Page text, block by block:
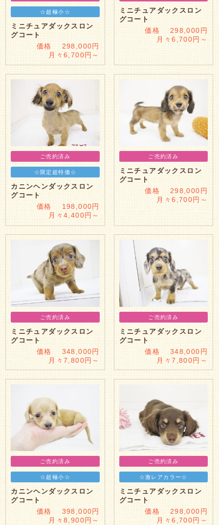
☆超極小☆
ミニチュアダックスロン
グコート
価格 298,000円
月々6,700円～
ミニチュアダックスロン
グコート
価格 298,000円
月々6,700円～
ご売約済み
☆限定超特価☆
カニンヘンダックスロン
グコート
価格 198,000円
月々4,400円～
ご売約済み
ミニチュアダックスロン
グコート
価格 298,000円
月々6,700円～
ご売約済み
ミニチュアダックスロン
グコート
価格 348,000円
月々7,800円～
ご売約済み
ミニチュアダックスロン
グコート
価格 348,000円
月々7,800円～
ご売約済み
☆超極小☆
カニンヘンダックスロン
グコート
価格 398,000円
月々8,900円～
ご売約済み
☆激レアカラー☆
ミニチュアダックスロン
グコート
価格 298,000円
月々6,700円～